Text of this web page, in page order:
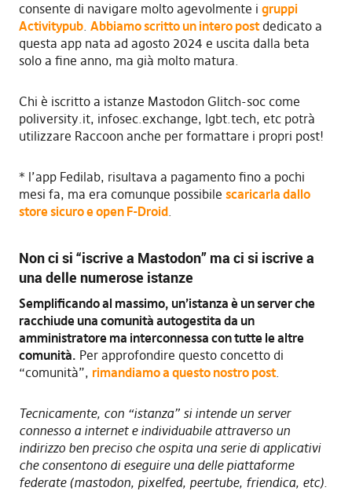
consente di navigare molto agevolmente i gruppi
Activitypub. Abbiamo scritto un intero postdedicato a
questa app nata ad agosto 2024 e uscita dalla beta
solo a fine anno, ma già molto matura.
Chi è iscritto a istanze Mastodon Glitch-soc come
poliversity.it, infosec.exchange, lgbt.tech, etc potrà
utilizzare Raccoon anche per formattare i propri post!
* l’app Fedilab, risultava a pagamento fino a pochi
mesi fa, ma era comunque possibile scaricarla dallo
store sicuro e open F-Droid.
Non ci si “iscrive a Mastodon” ma ci si iscrive a
una delle numerose istanze
Semplificando al massimo, un’istanza è un server che
racchiude una comunità autogestita da un
amministratore ma interconnessa con tutte le altre
comunità. Per approfondire questo concetto di
“comunità”, rimandiamo a questo nostro post.
Tecnicamente, con “istanza” si intende un server
connesso a internet e individuabile attraverso un
indirizzo ben preciso che ospita una serie di applicativi
che consentono di eseguire una delle piattaforme
federate (mastodon, pixelfed, peertube, friendica, etc).